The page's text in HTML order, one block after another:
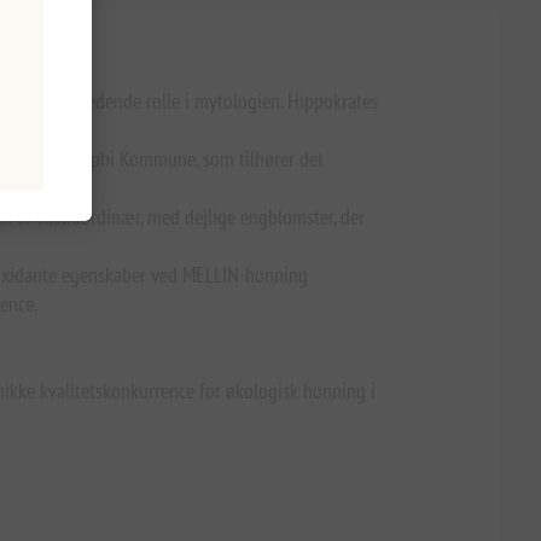
en ledende rolle i mytologien. Hippokrates
ekstraordinær, med dejlige engblomster, der